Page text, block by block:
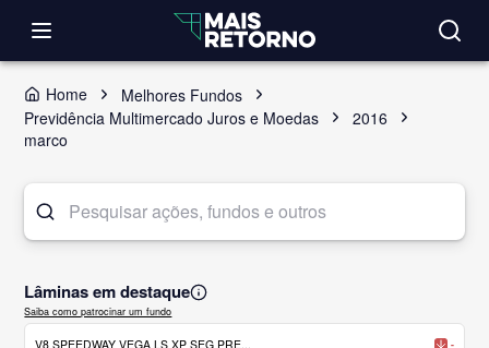
Home
Melhores Fundos
Previdência Multimercado Juros e Moedas
2016
marco
Lâminas em destaque
Saiba como patrocinar um fundo
V8 SPEEDWAY VEGA LS XP SEG PRE... -